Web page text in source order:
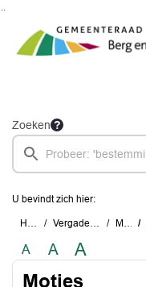
Zoeken
U bevindt zich hier:
Home Vergaderstukken Moties
A A A
Moties